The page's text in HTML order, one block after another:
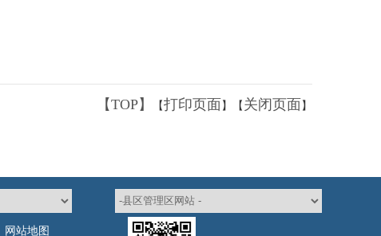
【TOP】 【打印页面 】【 关闭页面 】
网站地图